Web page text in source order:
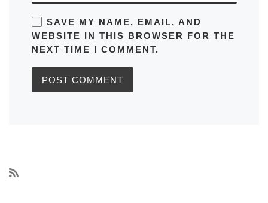
SAVE MY NAME, EMAIL, AND
WEBSITE IN THIS BROWSER FOR THE
NEXT TIME I COMMENT.